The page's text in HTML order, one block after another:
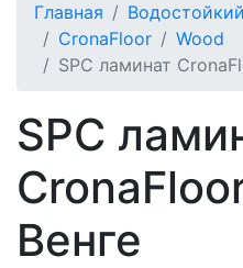
Главная
CronaFloor
Wood
SPC ламинат
SPC
Венге